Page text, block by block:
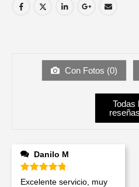
Con Fotos (0)
Todas
Danilo M
Valorado en 5 de 5
Excelente servicio, muy